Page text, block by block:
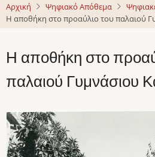
Αρχική Ψηφιακό Απόθεμα
Η αποθήκη στο προαύλιο του παλαιού
Η αποθήκη στο
παλαιού Γυμνάσιου
Image